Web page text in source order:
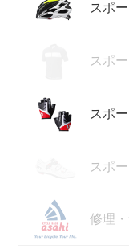
スポ
スポ
スポ
スポ
修理